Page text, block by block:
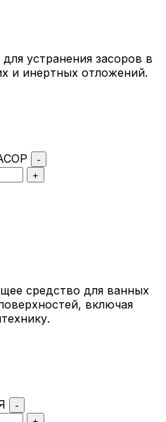
устранения засоров в
и инертных отложений.
-
+
средство для ванных
включая
-